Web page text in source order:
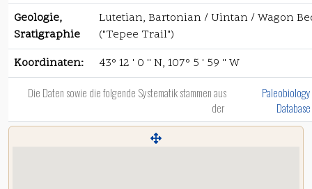
Geologie,
Sratigraphie
Lutetian, Bartonian / Uintan / Wagon
("Tepee Trail")
Koordinaten:
43° 12 ' 0 '' N, 107° 5 ' 59 '' W
Die Daten sowie die folgende Systematik stammen aus
der
Paleobiology
Database